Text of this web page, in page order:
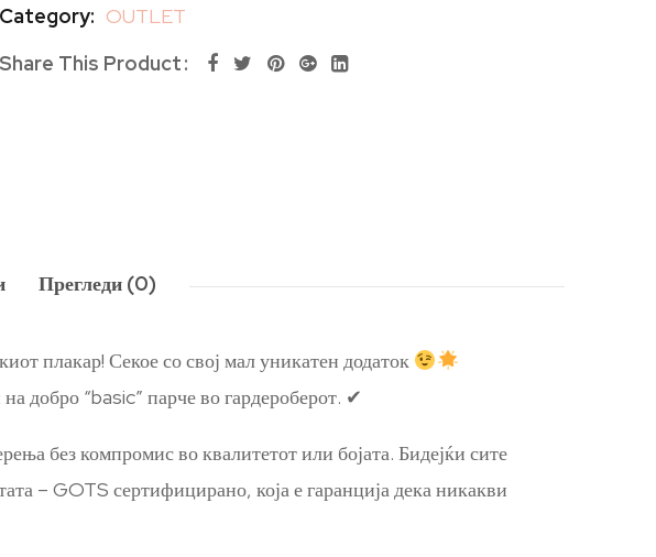
Category: OUTLET
Share This Product
Прегледи (0)
плакар! Секое со свој мал уникатен додаток
добро “basic” парче во гардероберот. ✔
без компромис во квалитетот или бојата. Бидејќи сите
– GOTS сертифицирано, која е гаранција дека никакви